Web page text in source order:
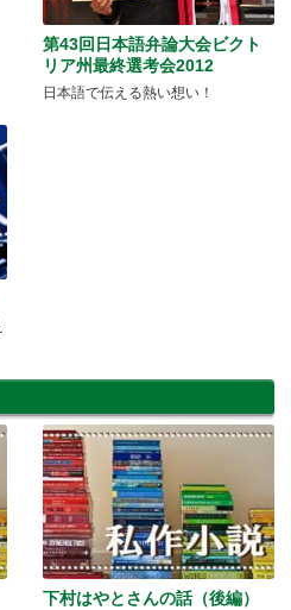
第43回日本語弁論大会ビクト
リア州最終選考会2012
日本語で伝える熱い想い！
下村はやとさんの話（後編）